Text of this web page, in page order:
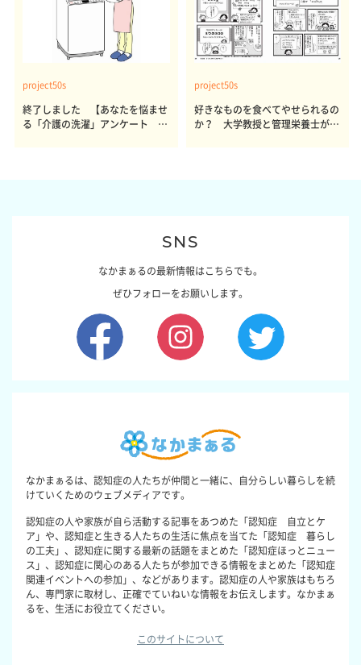
project50s
終了しました 【あなたを悩ませ
る「介護の洗濯」アンケート 体
project50s
好きなものを食べてやせられるの
か？ 大学教授と管理栄養士が出
SNS
なかまぁるの最新情報はこちらでも。
ぜひフォローをお願いします。
なかまぁるは、認知症の人たちが仲間と一緒に、自分らしい暮らしを続
けていくためのウェブメディアです。
認知症の人や家族が自ら活動する記事をあつめた「認知症 自立とケ
ア」や、認知症と生きる人たちの生活に焦点を当てた「認知症 暮らし
の工夫」、認知症に関する最新の話題をまとめた「認知症ほっとニュー
ス」、認知症に関心のある人たちが参加できる情報をまとめた「認知症
関連イベントへの参加」、などがあります。認知症の人や家族はもちろ
ん、専門家に取材し、正確でていねいな情報をお伝えします。なかまぁ
るを、生活にお役立てください。
このサイトについて